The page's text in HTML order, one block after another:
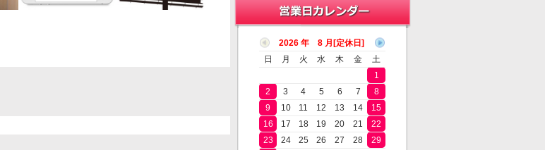
2026 年 8 月
日
月 火 水 木 金
土
1
2
3 4 5 6 7
8
9
10 11 12 13 14
15
16
17 18 19 20 21
22
23
24 25 26 27 28
29